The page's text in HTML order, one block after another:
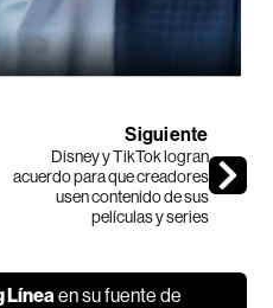
Siguiente
Disney y TikTok logran
acuerdo para que creadores
usen contenido de sus
películas y series
Línea en su fuente de